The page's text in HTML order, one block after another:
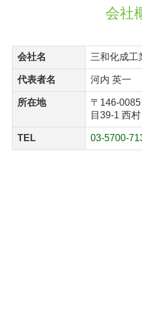
会社
会社名 三和化成工
代表者名 河内 英一
所在地
〒146-
目39-1 西
TEL 03-5700-